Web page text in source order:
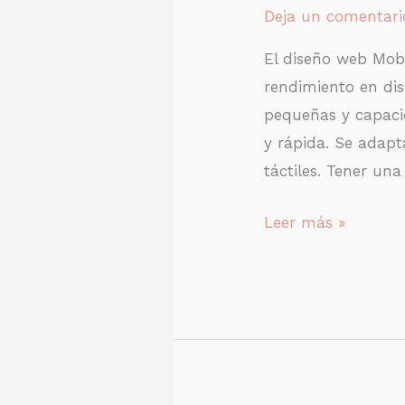
Deja un
El diseño web
rendimiento en
pequeñas y
y rápida. Se
táctiles. Tener
Leer más »